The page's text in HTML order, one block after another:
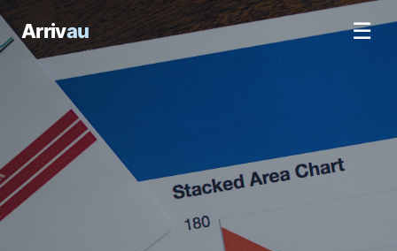
Arrivau ☰